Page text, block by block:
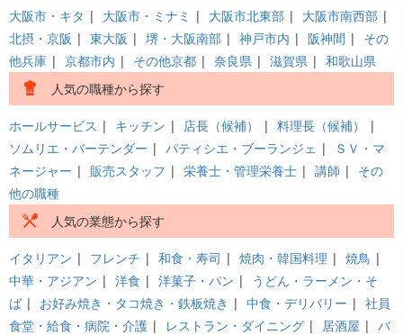
大阪市・キタ | 大阪市・ミナミ | 大阪市北東部 | 大阪市南西部 |
北摂・京阪 | 東大阪 | 堺・大阪南部 | 神戸市内 | 阪神間 | その
他兵庫 | 京都市内 | その他京都 | 奈良県 | 滋賀県 | 和歌山県
人気の職種から探す
ホールサービス | キッチン | 店長（候補） | 料理長（候補）
|
ソムリエ・バーテンダー | パティシエ・ブーランジェ |
ＳＶ・マ
ネージャー | 販売スタッフ | 栄養士・管理栄養士 | 講師 | その
他の職種
人気の業態から探す
イタリアン | フレンチ | 和食・寿司 | 焼肉・韓国料理 | 焼鳥 |
中華・アジアン | 洋食 | 洋菓子・パン |
うどん・ラーメン・そ
ば | お好み焼き・タコ焼き・鉄板焼き | 中食・デリバリー | 社員
食堂・給食・病院・介護 | レストラン・ダイニング | 居酒屋 | バ